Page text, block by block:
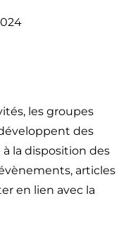
les groupes
des
la disposition des
articles
en lien avec la